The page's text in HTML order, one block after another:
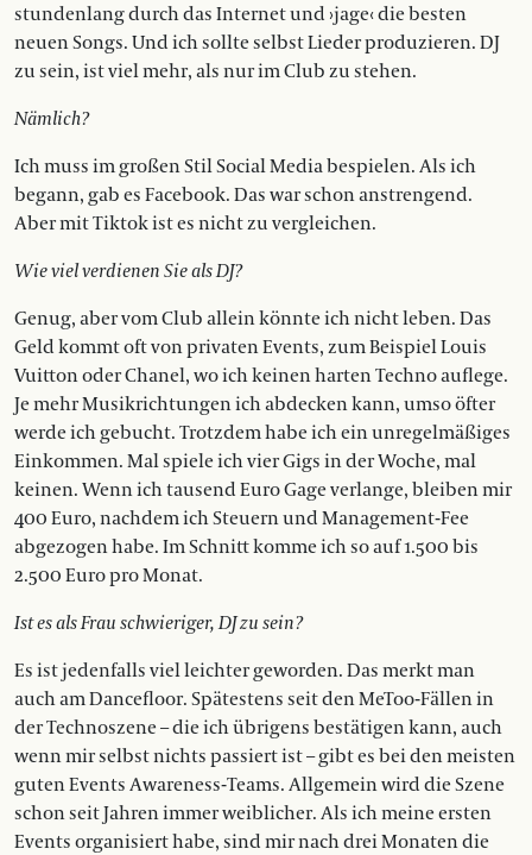
stundenlang durch das Internet und ›jage‹ die besten
neuen Songs. Und ich sollte selbst Lieder produzieren. DJ
zu sein, ist viel mehr, als nur im Club zu stehen.
Nämlich?
Ich muss im großen Stil Social Media bespielen. Als ich
begann, gab es Facebook. Das war schon anstrengend.
Aber mit Tiktok ist es nicht zu vergleichen.
Wie viel verdienen Sie als DJ?
Genug, aber vom Club allein könnte ich nicht leben. Das
Geld kommt oft von privaten Events, zum Beispiel Louis
Vuitton oder Chanel, wo ich keinen harten Techno auflege.
Je mehr Musikrichtungen ich abdecken kann, umso öfter
werde ich gebucht. Trotzdem habe ich ein unregelmäßiges
Einkommen. Mal spiele ich vier Gigs in der Woche, mal
keinen. Wenn ich tausend Euro Gage verlange, bleiben mir
400 Euro, nachdem ich Steuern und Management-Fee
abgezogen habe. Im Schnitt komme ich so auf 1.500 bis
2.500 Euro pro Monat.
Ist es als Frau schwieriger, DJ zu sein?
Es ist jedenfalls viel leichter geworden. Das merkt man
auch am Dancefloor. Spätestens seit den MeToo-Fällen in
der Technoszene – die ich übrigens bestätigen kann, auch
wenn mir selbst nichts passiert ist – gibt es bei den meisten
guten Events Awareness-Teams. Allgemein wird die Szene
schon seit Jahren immer weiblicher. Als ich meine ersten
Events organisiert habe, sind mir nach drei Monaten die